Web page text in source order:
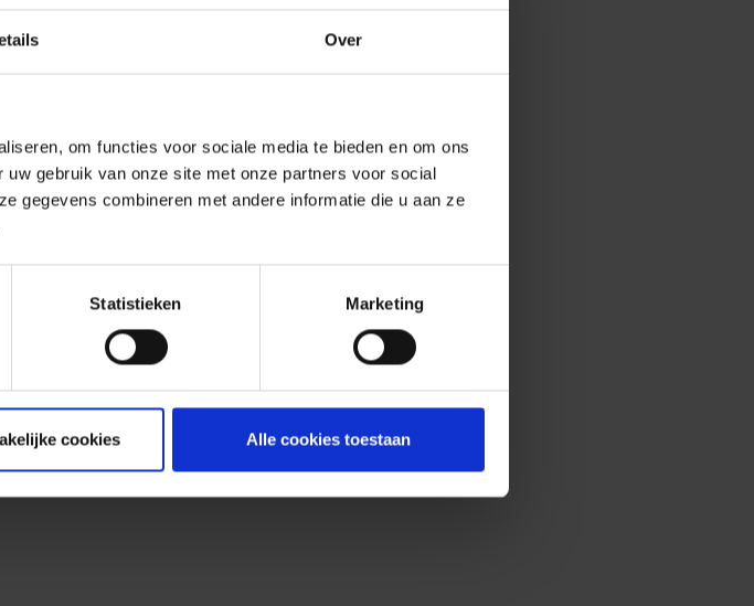
Over
om functies voor sociale media te bieden en om ons
uw gebruik van onze site met onze partners voor social
gegevens combineren met andere informatie die u aan ze
Statistieken Marketing
cookies Alle cookies toestaan